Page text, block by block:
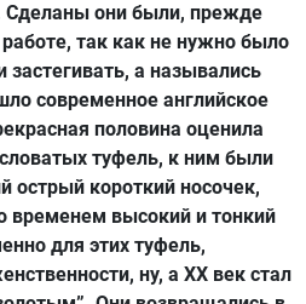
Сделаны они были, прежде
так как не нужно было
а назывались
современное английское
половина оценила
туфель, к ним были
острый короткий носочек,
временем высокий и тонкий
для этих туфель,
ну, а ХХ век стал